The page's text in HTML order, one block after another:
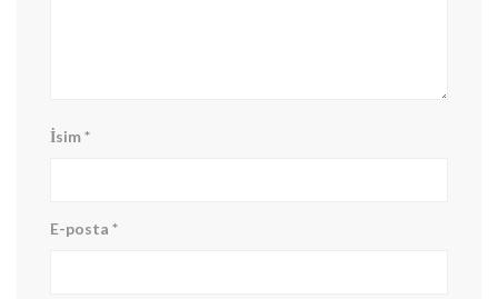
İsim*
E-posta *